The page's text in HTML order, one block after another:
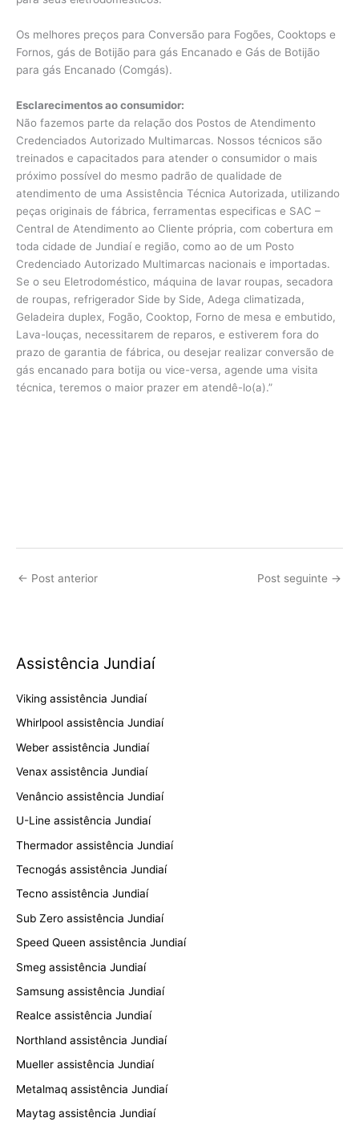
Os melhores preços para Conversão para Fogões, Cooktops e
Fornos, gás de Botijão para gás Encanado e Gás de Botijão
para gás Encanado (Comgás).
Esclarecimentos ao consumidor:
Não fazemos parte da relação dos Postos de Atendimento
Credenciados Autorizado Multimarcas. Nossos técnicos são
treinados e capacitados para atender o consumidor o mais
próximo possível do mesmo padrão de qualidade de
atendimento de uma Assistência Técnica Autorizada, utilizando
peças originais de fábrica, ferramentas especificas e SAC –
Central de Atendimento ao Cliente própria, com cobertura em
toda cidade de Jundiaí e região, como ao de um Posto
Credenciado Autorizado Multimarcas nacionais e importadas.
Se o seu Eletrodoméstico, máquina de lavar roupas, secadora
de roupas, refrigerador Side by Side, Adega climatizada,
Geladeira duplex, Fogão, Cooktop, Forno de mesa e embutido,
Lava-louças, necessitarem de reparos, e estiverem fora do
prazo de garantia de fábrica, ou desejar realizar conversão de
gás encanado para botija ou vice-versa, agende uma visita
técnica, teremos o maior prazer em atendê-lo(a).”
← Post anterior Post seguinte →
Assistência Jundiaí
Viking assistência Jundiaí
Whirlpool assistência Jundiaí
Weber assistência Jundiaí
Venax assistência Jundiaí
Venâncio assistência Jundiaí
U-Line assistência Jundiaí
Thermador assistência Jundiaí
Tecnogás assistência Jundiaí
Tecno assistência Jundiaí
Sub Zero assistência Jundiaí
Speed Queen assistência Jundiaí
Smeg assistência Jundiaí
Samsung assistência Jundiaí
Realce assistência Jundiaí
Northland assistência Jundiaí
Mueller assistência Jundiaí
Metalmaq assistência Jundiaí
Maytag assistência Jundiaí